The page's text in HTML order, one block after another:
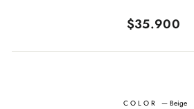
Precio
$35.900
COLOR—Beige